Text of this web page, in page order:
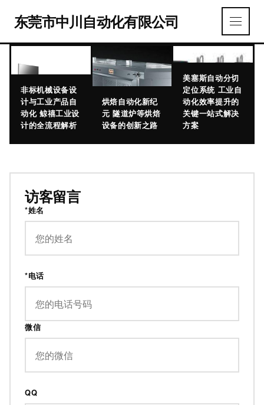
东莞市中川自动化有限公司
非标机械设备设
计与工业产品自
动化 鲸禧工业设
计的全流程解析
烘焙自动化新纪
元 隧道炉等烘焙
设备的创新之路
美塞斯自动分切
定位系统 工业自
动化效率提升的
关键一站式解决
方案
访客留言
*姓名
*电话
微信
QQ